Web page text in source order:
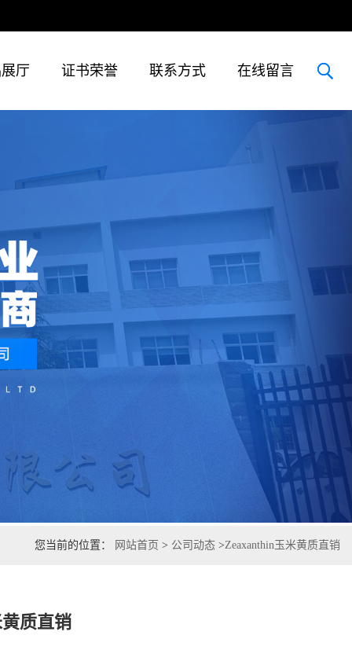
厅 证书荣誉 联系方式 在线留言
您当前的位置： 网站首页 > 公司动态 >Zeaxanthin玉米黄质直销
质直销